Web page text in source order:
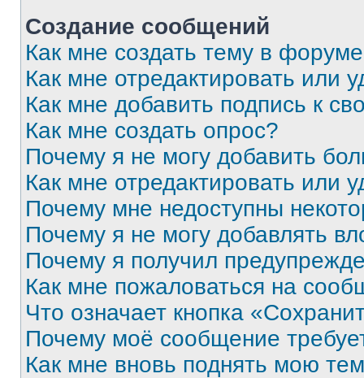
Создание сообщений
Как мне создать тему в
Как мне отредактировать или
Как мне добавить подпись к
Как мне создать опрос?
Почему я не могу добавить
Как мне отредактировать или
Почему мне недоступны
Почему я не могу добавлять
Почему я получил
Как мне пожаловаться на
Что означает кнопка
Почему моё сообщение
Как мне вновь поднять мою